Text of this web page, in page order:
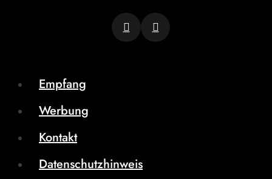
Empfang
Werbung
Kontakt
Datenschutzhinweis